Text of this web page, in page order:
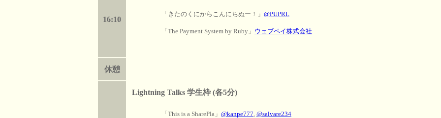
16:10
「きたのくにからこんにちぬー！」 @PUPRL
「The Payment System by Ruby」 ウェブペイ株式会社
休憩
Lightning Talks 学生枠 (各5分)
「This is a SharePla」 @kanpe777, @salvare234